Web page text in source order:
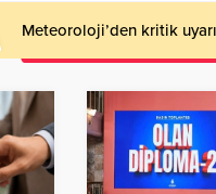
Meteoroloji’den kritik